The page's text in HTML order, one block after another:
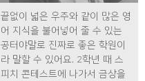
끝없이 넓은 우주와 같이 많은 영
어 지식을 불어넣어 줄 수 있는
공터야말로 진짜로 좋은 학원이
라 말할 수 있어요. 2학년 때 스
피치 콘테스트에 나가서 금상을